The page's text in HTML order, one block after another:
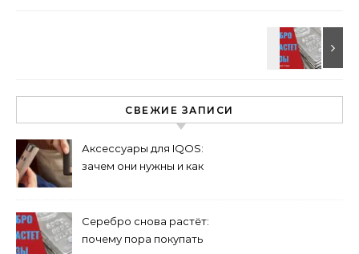
СВЕЖИЕ ЗАПИСИ
Аксессуары для IQOS:
зачем они нужны и как
Серебро снова растёт:
почему пора покупать